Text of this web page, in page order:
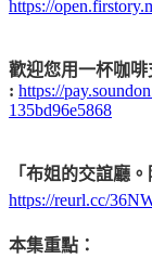
https://
歡迎您用一杯咖
: https://
135bd96e5868
「布姐的交誼廳
https://reurl.cc/
本集重點：